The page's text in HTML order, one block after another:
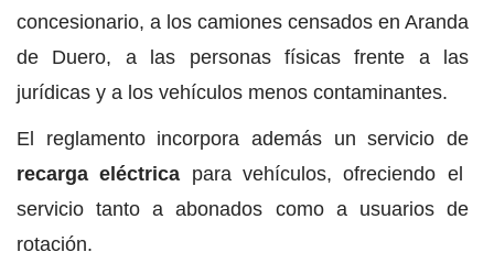
concesionario, a los camiones censados en Aranda
de Duero, a las personas físicas frente a las
jurídicas y a los vehículos menos contaminantes.
El reglamento incorpora además un servicio de
recarga eléctrica para vehículos, ofreciendo el
servicio tanto a abonados como a usuarios de
rotación.